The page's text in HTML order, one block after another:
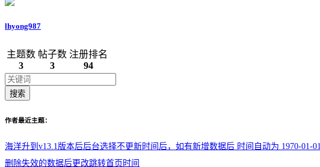
lhyong987
主题数
3
帖子数
3
注册排名
94
搜索
作者最近主题：
海洋升到v13.1版本后后台选择不更新时间后，如有新增数据后 时间自动为 1970-01-01
删除失效的数据后更改跳转首页时间